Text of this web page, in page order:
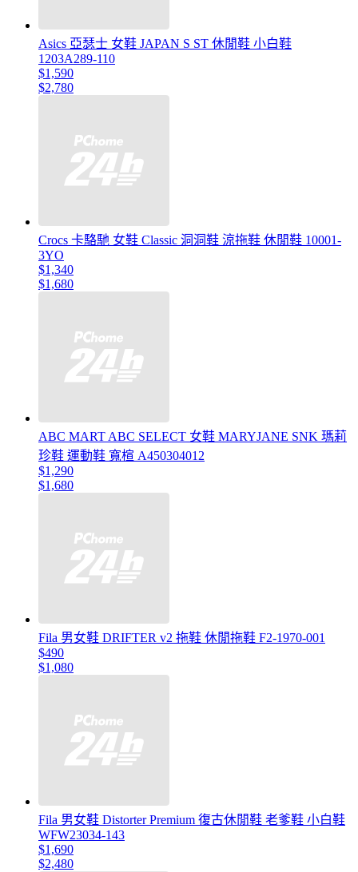
Asics 亞瑟士 女鞋 JAPAN S ST 休閒鞋 小白鞋
1203A289-110
$1,590
$2,780
Crocs 卡駱馳 女鞋 Classic 洞洞鞋 涼拖鞋 休閒鞋 10001-
3YO
$1,340
$1,680
ABC MART ABC SELECT 女鞋 MARYJANE SNK 瑪莉
珍鞋 運動鞋 寬楦 A450304012
$1,290
$1,680
Fila 男女鞋 DRIFTER v2 拖鞋 休閒拖鞋 F2-1970-001
$490
$1,080
Fila 男女鞋 Distorter Premium 復古休閒鞋 老爹鞋 小白鞋
WFW23034-143
$1,690
$2,480